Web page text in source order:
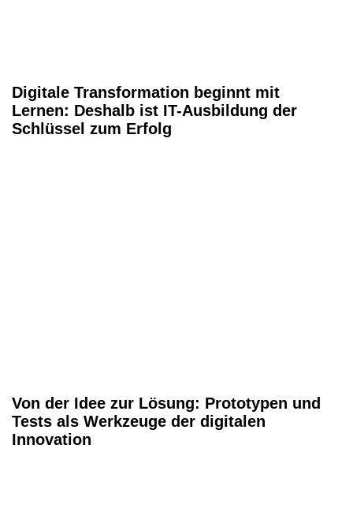
Digitale Transformation beginnt mit
Lernen: Deshalb ist IT-Ausbildung der
Schlüssel zum Erfolg
Von der Idee zur Lösung: Prototypen und
Tests als Werkzeuge der digitalen
Innovation